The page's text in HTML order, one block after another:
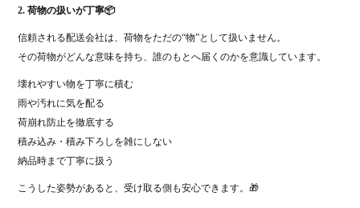
2. 荷物の扱いが丁寧📦
信頼される配送会社は、荷物をただの“物”として扱いません。
その荷物がどんな意味を持ち、誰のもとへ届くのかを意識しています。
壊れやすい物を丁寧に積む
雨や汚れに気を配る
荷崩れ防止を徹底する
積み込み・積み下ろしを雑にしない
納品時まで丁寧に扱う
こうした姿勢があると、受け取る側も安心できます。🎁